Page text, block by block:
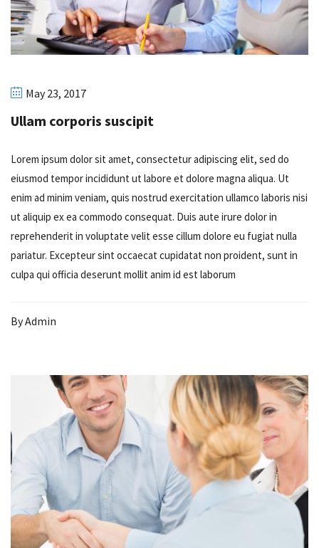
May 23, 2017
Ullam corporis suscipit
Lorem ipsum dolor sit amet, consectetur adipiscing elit, sed do
eiusmod tempor incididunt ut labore et dolore magna aliqua. Ut
enim ad minim veniam, quis nostrud exercitation ullamco laboris nisi
ut aliquip ex ea commodo consequat. Duis aute irure dolor in
reprehenderit in voluptate velit esse cillum dolore eu fugiat nulla
pariatur. Excepteur sint occaecat cupidatat non proident, sunt in
culpa qui officia deserunt mollit anim id est laborum
ByAdmin